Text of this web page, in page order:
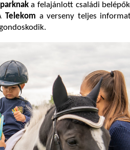
a felajánlott családi
Telekom a verseny teljes